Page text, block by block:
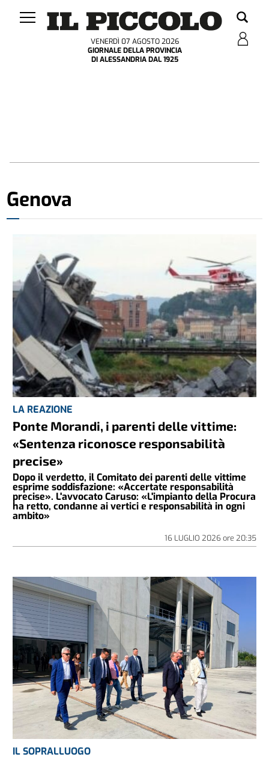
VENERDÌ 07 AGOSTO 2026
GIORNALE DELLA PROVINCIA
DI ALESSANDRIA DAL 1925
Genova
LA REAZIONE
Ponte Morandi, i parenti delle vittime:
«Sentenza riconosce responsabilità
precise»
Dopo il verdetto, il Comitato dei parenti delle vittime
esprime soddisfazione: «Accertate responsabilità
precise». L'avvocato Caruso: «L'impianto della Procura
ha retto, condanne ai vertici e responsabilità in ogni
ambito»
16 LUGLIO 2026ore 20:35
IL SOPRALLUOGO